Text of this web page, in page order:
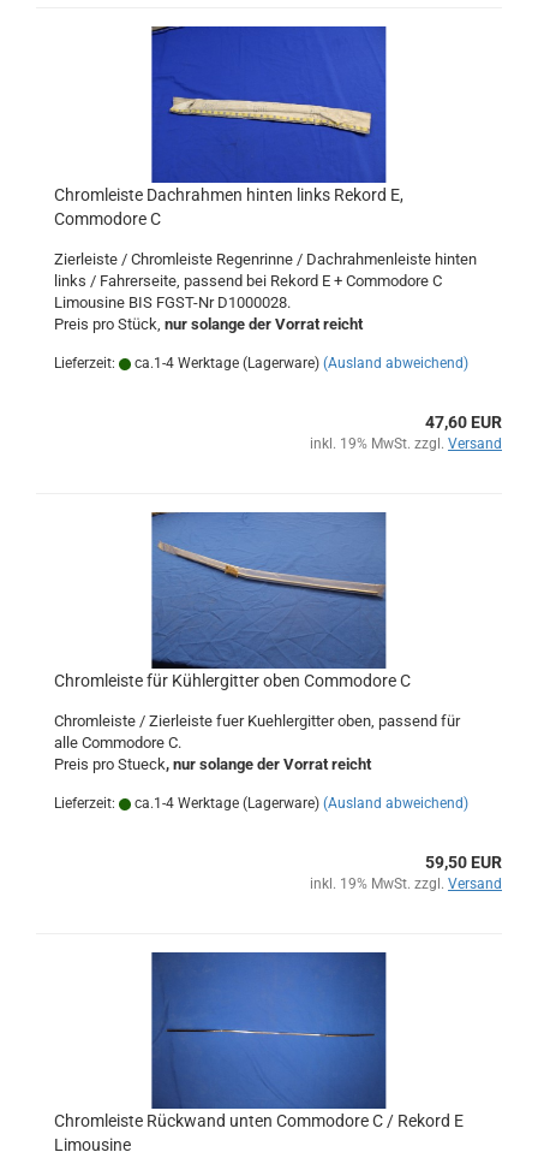
Chromleiste Dachrahmen hinten links Rekord E,
Commodore C
Zierleiste / Chromleiste Regenrinne / Dachrahmenleiste hinten
links / Fahrerseite, passend bei Rekord E + Commodore C
Limousine BIS FGST-Nr D1000028.
Preis pro Stück, nur solange der Vorrat reicht
Lieferzeit: ca.1-4 Werktage (Lagerware) (Ausland abweichend)
47,60 EUR
inkl. 19% MwSt. zzgl. Versand
Chromleiste für Kühlergitter oben Commodore C
Chromleiste / Zierleiste fuer Kuehlergitter oben, passend für
alle Commodore C.
Preis pro Stueck, nur solange der Vorrat reicht
Lieferzeit: ca.1-4 Werktage (Lagerware) (Ausland abweichend)
59,50 EUR
inkl. 19% MwSt. zzgl. Versand
Chromleiste Rückwand unten Commodore C / Rekord E
Limousine